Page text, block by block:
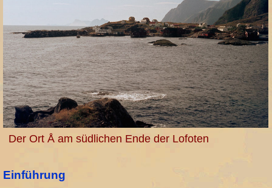
Der Ort Å am südlichen Ende der Lofoten
Einführung